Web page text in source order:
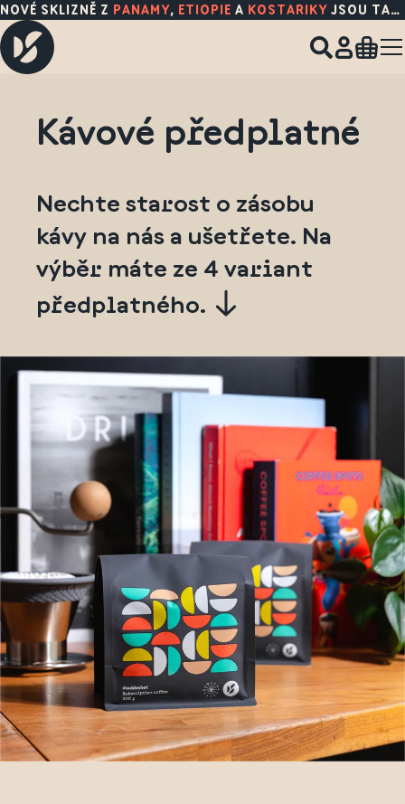
NOVÉ SKLIZNĚ Z PANAMY, ETIOPIE A KOSTARIKY JSOU TADY!
Kávové předplatné
Nechte starost o zásobu
kávy na nás a ušetřete. Na
výběr máte ze 4 variant
předplatného.